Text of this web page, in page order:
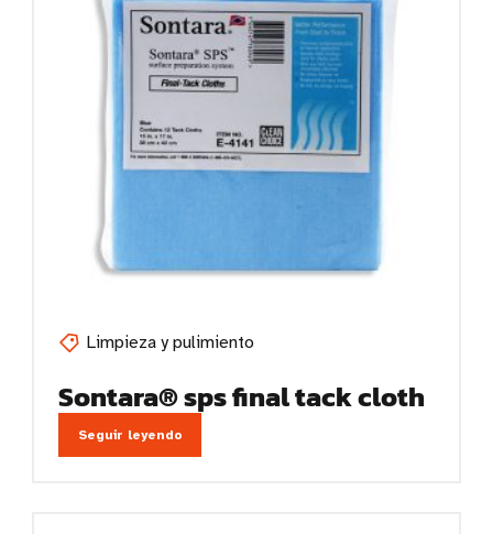
Limpieza y pulimiento
Sontara® sps final tack cloth
Seguir leyendo